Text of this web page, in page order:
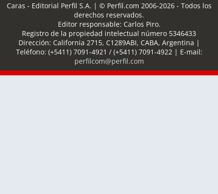
Caras - Editorial Perfil S.A. | © Perfil.com 2006-2026 - Todos los
derechos reservados.
Editor responsable: Carlos Piro.
Registro de la propiedad intelectual número 5346433
Dirección: California 2715, C1289ABI, CABA, Argentina |
Teléfono: (+5411) 7091-4921 / (+5411) 7091-4922| E-mail:
perfilcom@perfil.com